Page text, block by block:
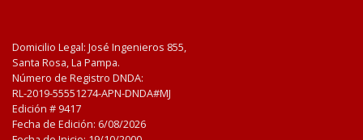
Domicilio Legal: José Ingenieros 855,
Santa Rosa, La Pampa.
Número de Registro DNDA:
RL-2019-55551274-APN-DNDA#MJ
Edición # 9417
Fecha de Edición: 6/08/2026